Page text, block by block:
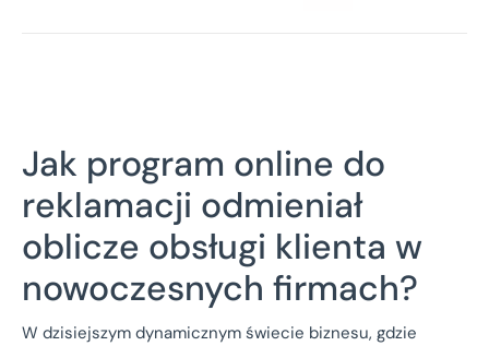
Jak program online do
reklamacji odmieniał
oblicze obsługi klienta w
nowoczesnych firmach?
W dzisiejszym dynamicznym świecie biznesu, gdzie